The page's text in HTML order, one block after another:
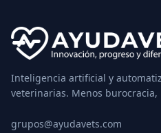
Inteligencia artificial y
veterinarias. Menos burocracia,
grupos@ayudavets.com